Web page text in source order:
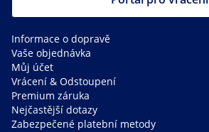
Informace o dopravě
Vaše objednávka
Můj účet
Vrácení & Odstoupení
Premium záruka
Nejčastější dotazy
Zabezpečené platební metody